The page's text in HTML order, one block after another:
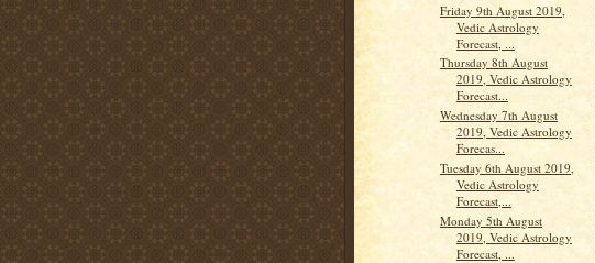
Friday 9th August 2019,
Vedic Astrology
Forecast, ...
Thursday 8th August
2019, Vedic Astrology
Forecast...
Wednesday 7th August
2019, Vedic Astrology
Forecas...
Tuesday 6th August 2019,
Vedic Astrology
Forecast,...
Monday 5th August
2019, Vedic Astrology
Forecast, ...